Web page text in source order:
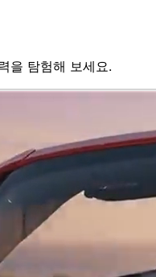
을 탐험해 보세요.